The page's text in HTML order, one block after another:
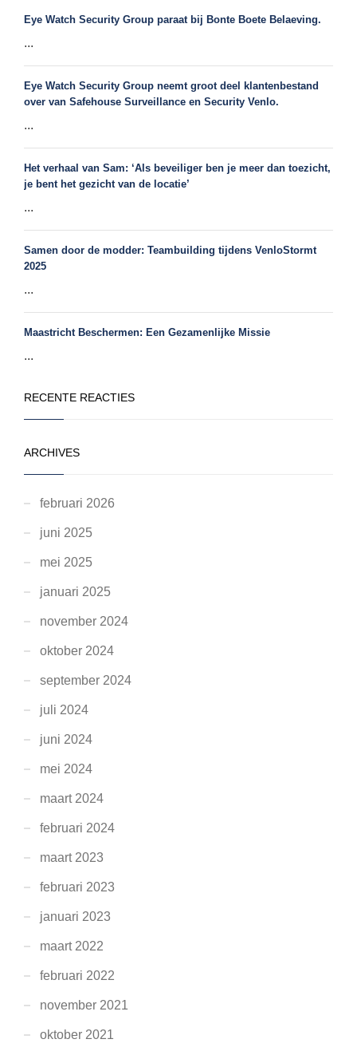
Eye Watch Security Group paraat bij Bonte Boete Belaeving.
...
Eye Watch Security Group neemt groot deel klantenbestand
over van Safehouse Surveillance en Security Venlo.
...
Het verhaal van Sam: ‘Als beveiliger ben je meer dan toezicht,
je bent het gezicht van de locatie’
...
Samen door de modder: Teambuilding tijdens VenloStormt
2025
...
Maastricht Beschermen: Een Gezamenlijke Missie
...
RECENTE REACTIES
ARCHIVES
februari 2026
juni 2025
mei 2025
januari 2025
november 2024
oktober 2024
september 2024
juli 2024
juni 2024
mei 2024
maart 2024
februari 2024
maart 2023
februari 2023
januari 2023
maart 2022
februari 2022
november 2021
oktober 2021